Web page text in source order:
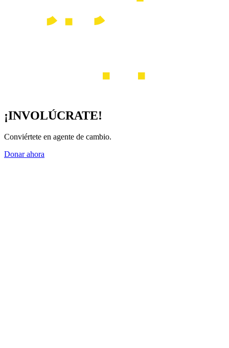
¡INVOLÚCRATE!
Conviértete en agente de cambio.
Donar ahora